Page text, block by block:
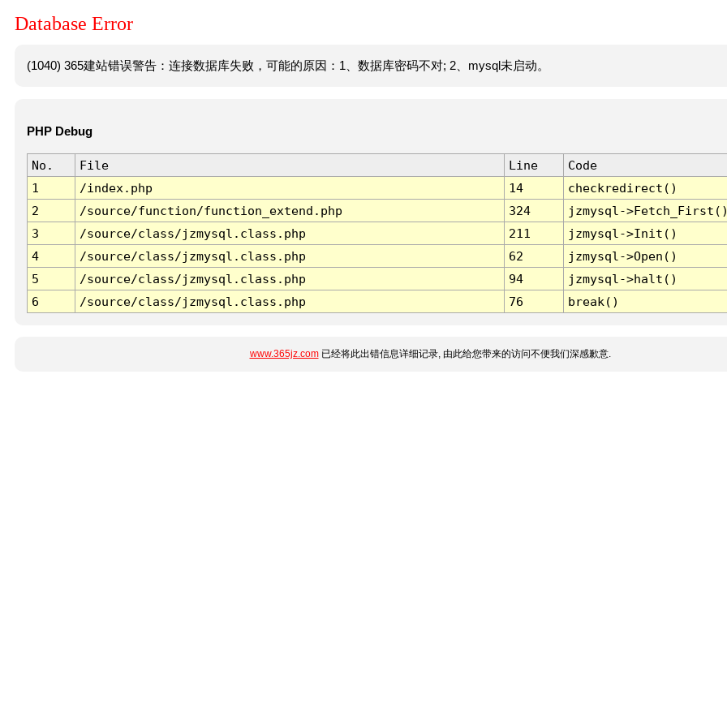
Database Error
(1040) 365建站错误警告：连接数据库失败，可能的原因：1、数据库密码不对; 2、mysql未启动。
PHP Debug
No. File Line
Code
1
/index.php 14
checkredirect()
2
/source/function/function_extend.php 324
jzmysql-
3
/source/class/jzmysql.class.php 211
jzmysql->Init()
4
/source/class/jzmysql.class.php 62
jzmysql->Open()
5
/source/class/jzmysql.class.php 94
jzmysql->halt()
6
/source/class/jzmysql.class.php 76 break()
www.365jz.com已经将此出错信息详细记录, 由此给您带来的访问不便我们深感歉意.